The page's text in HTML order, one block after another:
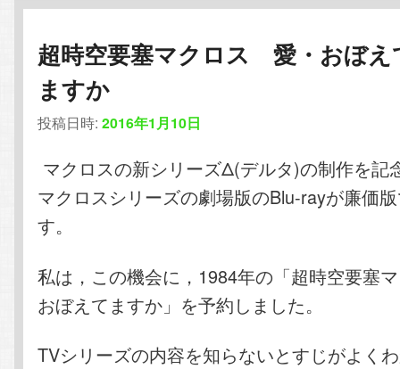
超時空要塞マクロス 愛・おぼえ
ますか
投稿日時:2016年1月10日
マクロスの新シリーズΔ(デルタ)の制作を記
マクロスシリーズの劇場版のBlu-rayが廉価
す。
私は，この機会に，1984年の「超時空要塞
おぼえてますか」を予約しました。
TVシリーズの内容を知らないとすじがよく